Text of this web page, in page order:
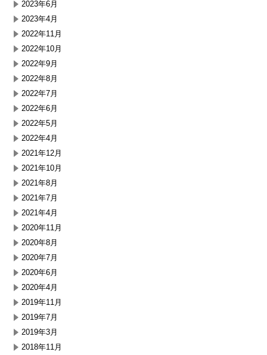
2023年6月
2023年4月
2022年11月
2022年10月
2022年9月
2022年8月
2022年7月
2022年6月
2022年5月
2022年4月
2021年12月
2021年10月
2021年8月
2021年7月
2021年4月
2020年11月
2020年8月
2020年7月
2020年6月
2020年4月
2019年11月
2019年7月
2019年3月
2018年11月